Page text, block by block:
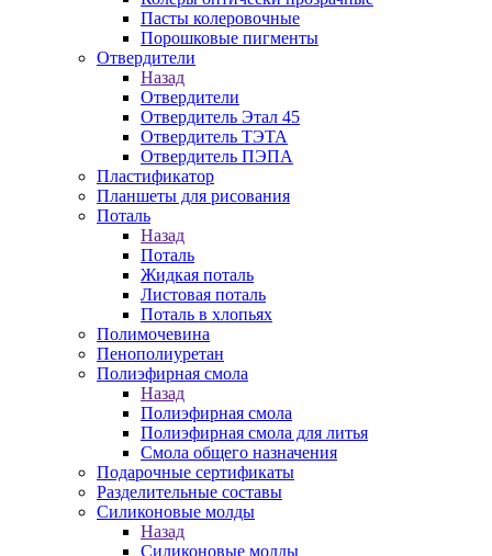
Пасты колеровочные
Порошковые пигменты
Отвердители
Назад
Отвердители
Отвердитель Этал 45
Отвердитель ТЭТА
Отвердитель ПЭПА
Пластификатор
Планшеты для рисования
Поталь
Назад
Поталь
Жидкая поталь
Листовая поталь
Поталь в хлопьях
Полимочевина
Пенополиуретан
Полиэфирная смола
Назад
Полиэфирная смола
Полиэфирная смола для литья
Смола общего назначения
Подарочные сертификаты
Разделительные составы
Силиконовые молды
Назад
Силиконовые молды